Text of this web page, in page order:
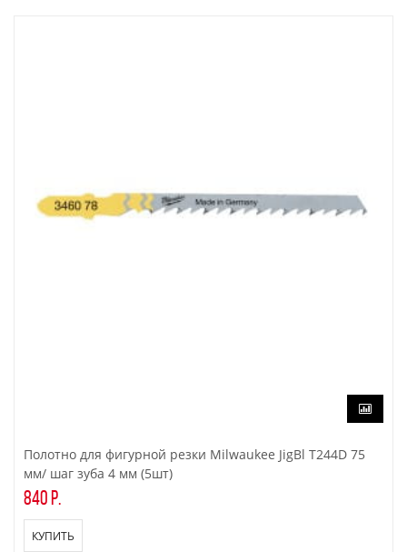
Полотно для фигурной резки Milwaukee JigBl T244D 75
мм/ шаг зуба 4 мм (5шт)
840 р.
КУПИТЬ